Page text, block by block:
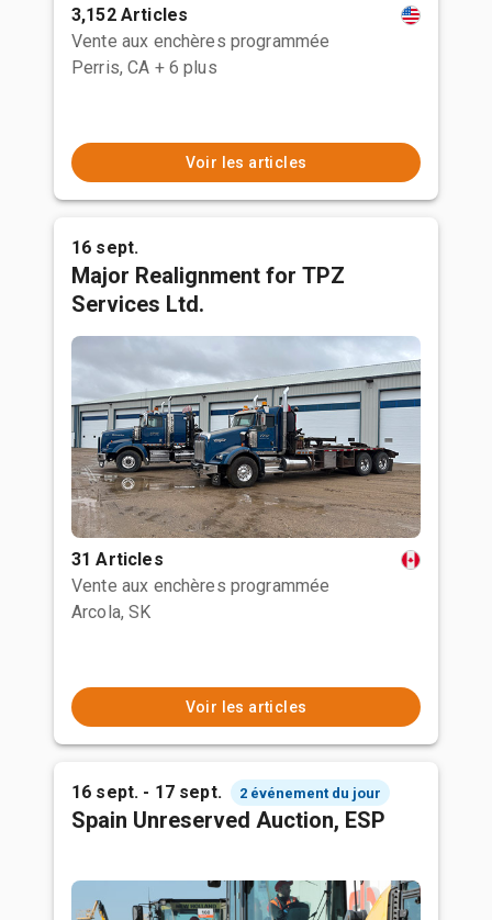
3,152 Articles
Vente aux enchères programmée
Perris, CA + 6 plus
Voir les articles
16 sept.
Major Realignment for TPZ
Services Ltd.
31 Articles
Vente aux enchères programmée
Arcola, SK
Voir les articles
16 sept. - 17 sept. 2 événement du jour
Spain Unreserved Auction, ESP